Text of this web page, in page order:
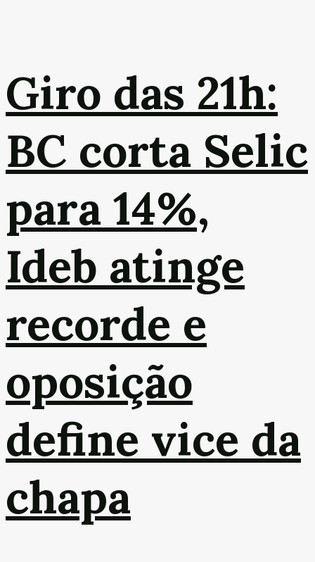
Giro das 21h:
BC corta Selic
para 14%,
Ideb atinge
recorde e
oposição
define vice da
chapa